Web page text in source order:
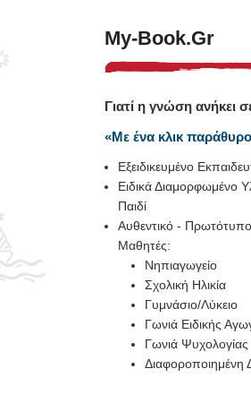
My-Book.gr
Γιατί η γνώση ανήκει
«Με ένα κλικ
Εξειδικευμένο
Ειδικά Διαμορφωμένο
Παιδί
Αυθεντικό - Πρωτότυπο
Μαθητές:
Νηπιαγωγείο
Σχολική Ηλικία
Γυμνάσιο/Λύκειο
Γωνιά Ειδικής
Γωνιά Ψυχολογίας
Διαφοροποιημένη